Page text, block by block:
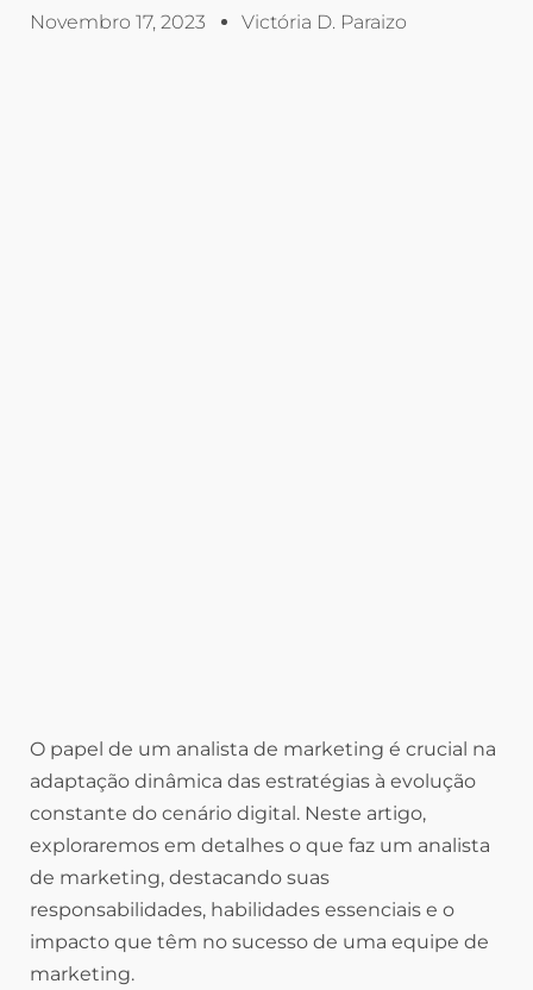
Novembro 17, 2023 Victória D. Paraizo
O papel de um analista de marketing é crucial na
adaptação dinâmica das estratégias à evolução
constante do cenário digital. Neste artigo,
exploraremos em detalhes o que faz um analista
de marketing, destacando suas
responsabilidades, habilidades essenciais e o
impacto que têm no sucesso de uma equipe de
marketing.